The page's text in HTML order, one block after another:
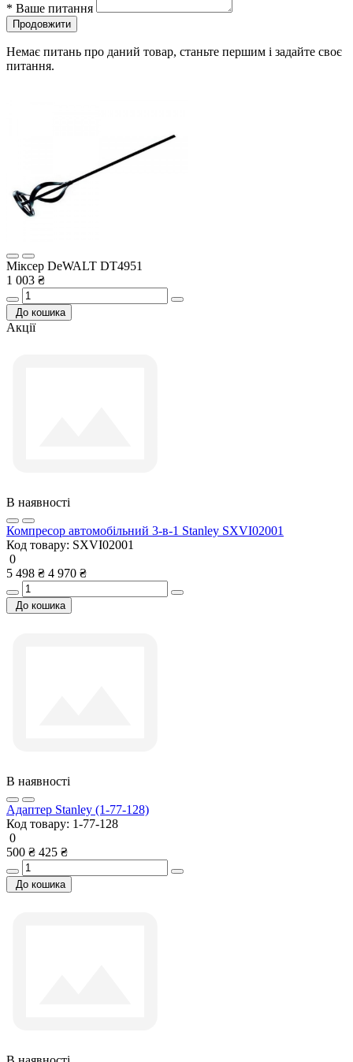
* Ваше питання
Продовжити
Немає питань про даний товар, станьте першим і задайте своє
питання.
Міксер DeWALT DT4951
1 003 ₴
До кошика
Акції
В наявності
Компресор автомобільний 3-в-1 Stanley SXVI02001
Код товару: SXVI02001
0
5 498 ₴ 4 970 ₴
До кошика
В наявності
Адаптер Stanley (1-77-128)
Код товару: 1-77-128
0
500 ₴ 425 ₴
До кошика